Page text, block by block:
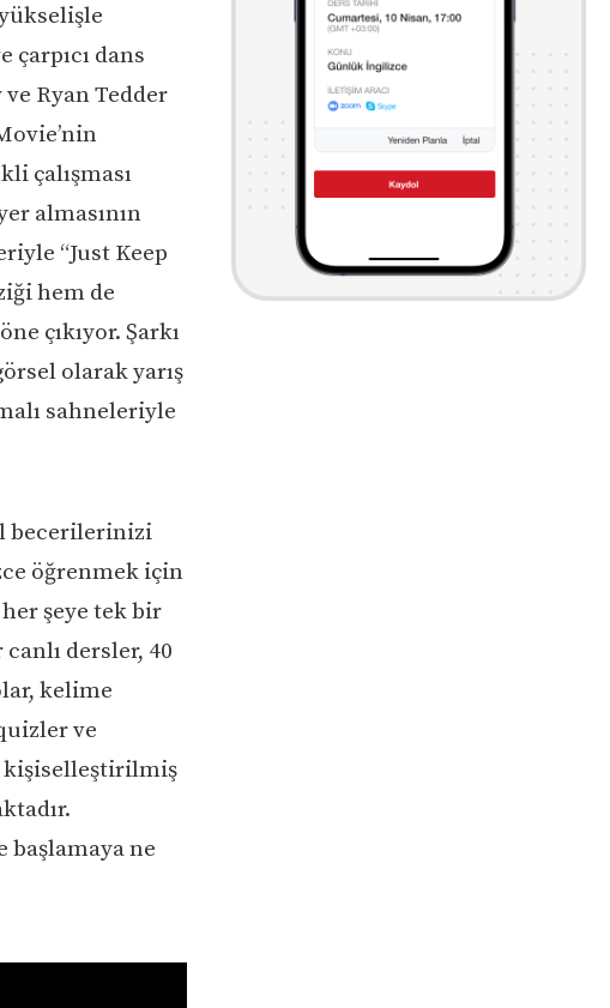
dans
Ryan Tedder
çalışması
almasının
“Just Keep
hem de
çıkıyor. Şarkı
olarak yarış
sahneleriyle
becerilerinizi
öğrenmek için
şeye tek bir
dersler, 40
kelime
ve
kişiselleştirilmiş
başlamaya ne